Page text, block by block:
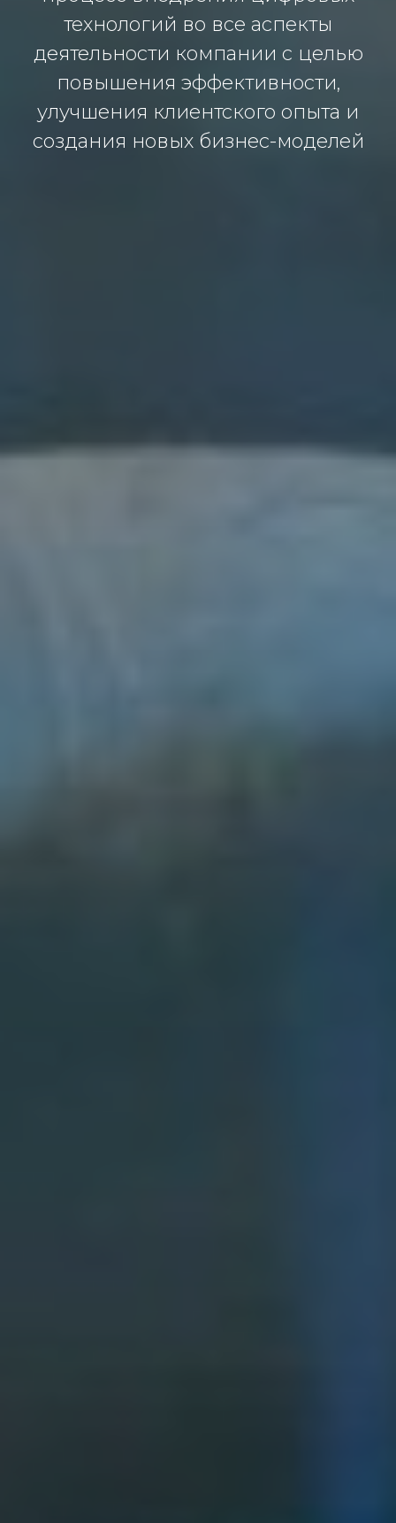
технологий во все аспекты
деятельности компании с целью
повышения эффективности,
улучшения клиентского опыта и
создания новых бизнес-моделей